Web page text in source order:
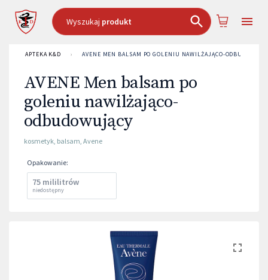
Wyszukaj produkt
APTEKA K&D › AVENE MEN BALSAM PO GOLENIU NAWILŻAJĄCO-
AVENE Men balsam po
goleniu nawilżająco-
odbudowujący
kosmetyk, balsam, Avene
Opakowanie:
75 mililitrów
niedostępny